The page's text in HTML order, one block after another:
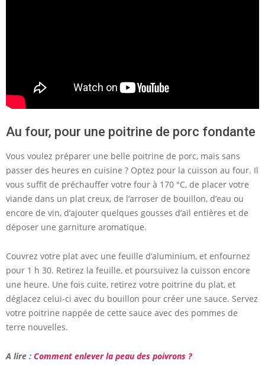
Au four, pour une poitrine de porc fondante
Vous voulez préparer une belle poitrine de porc, mais sans
passer des heures en cuisine ? Optez pour la cuisson au four. Il
vous suffit de préchauffer votre four à 170 °C, de placer votre
viande dans un plat creux, de l’arroser de bouillon, d’eau ou
encore de vin, d’ajouter quelques gousses d’ail entières et de
déposer une garniture aromatique.
Couvrez votre plat avec une feuille d’aluminium, et enfournez
pour 1 h 30. Retirez la feuille, et poursuivez la cuisson encore
une heure. Une fois cuite, retirez votre poitrine du plat, et
déglacez celui-ci avec du bouillon pour créer une sauce. Servez
votre poitrine nappée de cette sauce avec des pommes de
terre nouvelles.
A lire : Comment enlever la peau des poivrons ?